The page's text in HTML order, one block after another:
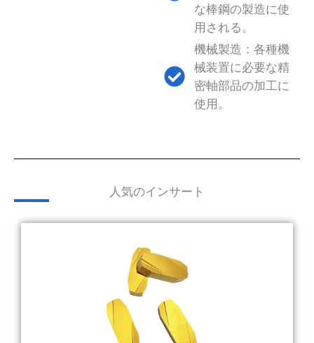
な棒鋼の製造に使
用される。
機械製造：各種機
械装置に必要な精
密軸部品の加工に
使用。
人気のインサート